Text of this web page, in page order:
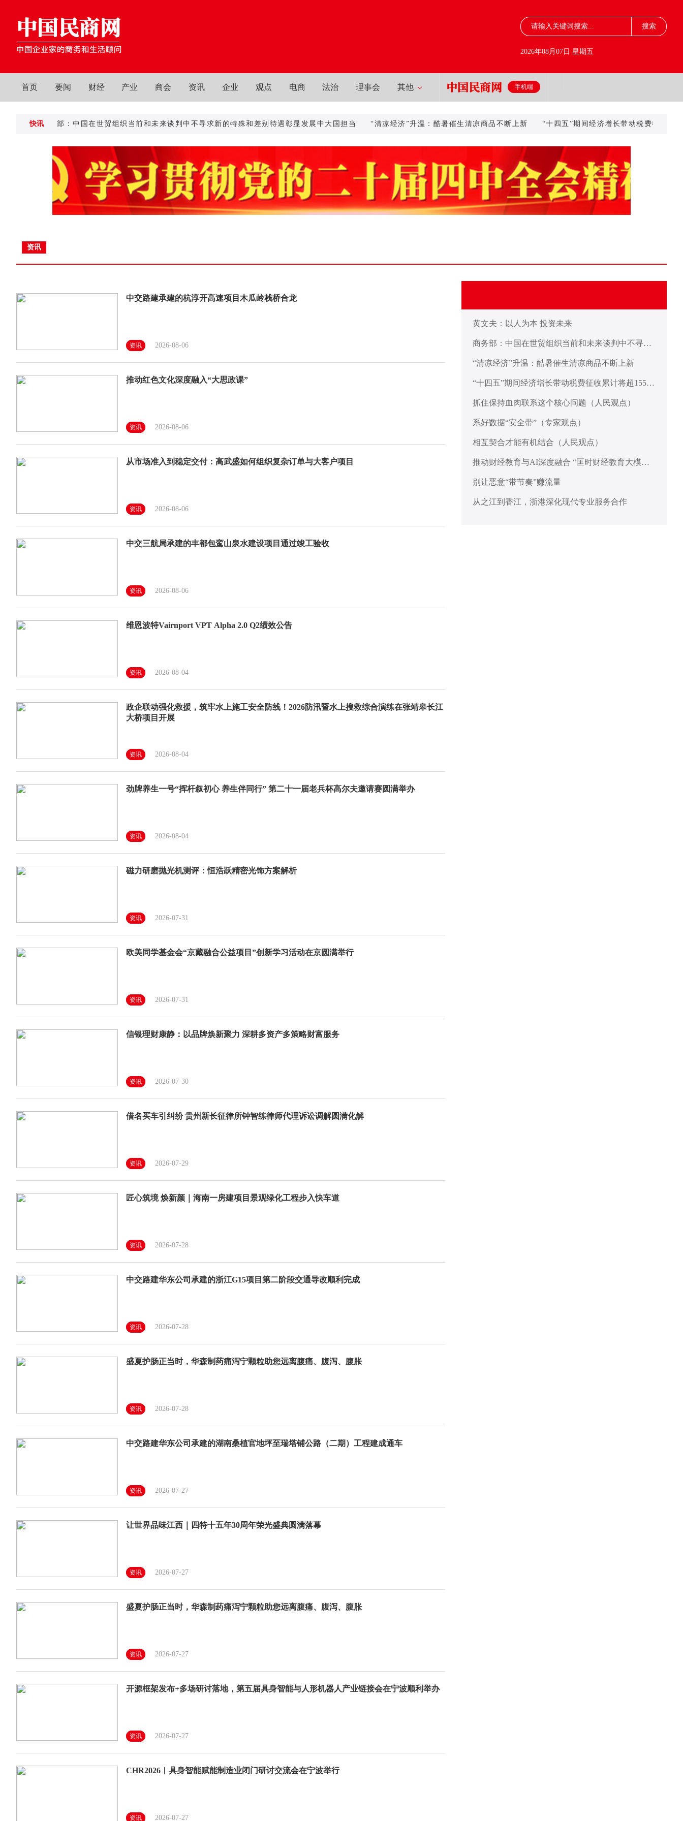
2026年08月07日 星期五
首页 要闻 财经 产业 商会 资讯 企业 观点 电商 法治 理事会 其他 手机端
快讯
商务部：中国在世贸组织当前和未来谈判中不寻求新的特殊和差别待遇彰显发展中大国担当 “清凉经济”升温：酷暑催生清凉商品不断上新 “十四五”期间经济增长带动税费征收累计将超
资讯
中交路建承建的杭淳开高速项目木瓜岭栈桥合龙
资讯 2026-08-06
推动红色文化深度融入“大思政课”
资讯 2026-08-06
从市场准入到稳定交付：高武盛如何组织复杂订单与大客户项目
资讯 2026-08-06
中交三航局承建的丰都包鸾山泉水建设项目通过竣工验收
资讯 2026-08-06
维恩波特Vairnport VPT Alpha 2.0 Q2绩效公告
资讯 2026-08-04
政企联动强化救援，筑牢水上施工安全防线！2026防汛暨水上搜救综合演练在张靖皋长江
大桥项目开展
资讯 2026-08-04
劲牌养生一号“挥杆叙初心 养生伴同行” 第二十一届老兵杯高尔夫邀请赛圆满举办
资讯 2026-08-04
磁力研磨抛光机测评：恒浩跃精密光饰方案解析
资讯 2026-07-31
欧美同学基金会“京藏融合公益项目”创新学习活动在京圆满举行
资讯 2026-07-31
信银理财康静：以品牌焕新聚力 深耕多资产多策略财富服务
资讯 2026-07-30
借名买车引纠纷 贵州新长征律所钟智练律师代理诉讼调解圆满化解
资讯 2026-07-29
匠心筑境 焕新颜｜海南一房建项目景观绿化工程步入快车道
资讯 2026-07-28
中交路建华东公司承建的浙江G15项目第二阶段交通导改顺利完成
资讯 2026-07-28
盛夏护肠正当时，华森制药痛泻宁颗粒助您远离腹痛、腹泻、腹胀
资讯 2026-07-28
中交路建华东公司承建的湖南桑植官地坪至瑞塔铺公路（二期）工程建成通车
资讯 2026-07-27
让世界品味江西｜四特十五年30周年荣光盛典圆满落幕
资讯 2026-07-27
盛夏护肠正当时，华森制药痛泻宁颗粒助您远离腹痛、腹泻、腹胀
资讯 2026-07-27
开源框架发布+多场研讨落地，第五届具身智能与人形机器人产业链接会在宁波顺利举办
资讯 2026-07-27
CHR2026︱具身智能赋能制造业闭门研讨交流会在宁波举行
资讯 2026-07-27
黄文夫：以人为本 投资未来
商务部：中国在世贸组织当前和未来谈判中不寻求
“清凉经济”升温：酷暑催生清凉商品不断上新
“十四五”期间经济增长带动税费征收累计将超155万
抓住保持血肉联系这个核心问题（人民观点）
系好数据“安全带”（专家观点）
相互契合才能有机结合（人民观点）
推动财经教育与AI深度融合 “匡时财经教育大模
别让恶意“带节奏”赚流量
从之江到香江，浙港深化现代专业服务合作